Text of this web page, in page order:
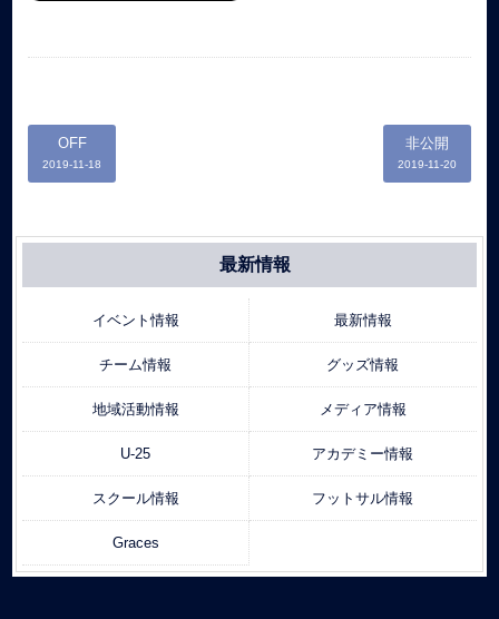
OFF
2019-11-18
非公開
2019-11-20
最新情報
イベント情報 最新情報
チーム情報 グッズ情報
地域活動情報 メディア情報
U-25 アカデミー情報
スクール情報 フットサル情報
Graces